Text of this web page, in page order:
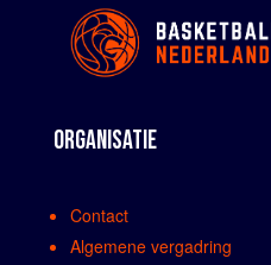
ORGANISATIE
Contact
Algemene vergadring